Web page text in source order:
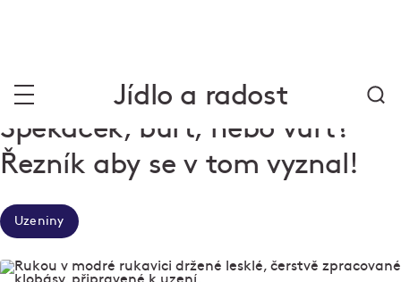
Jídlo a radost
Špekáček, buřt, nebo vuřt?
Řezník aby se v tom vyznal!
Uzeniny